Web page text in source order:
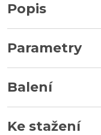
Popis
Parametry
Balení
Ke stažení